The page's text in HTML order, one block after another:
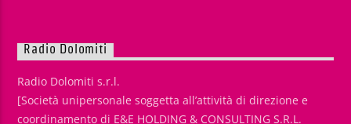
Radio Dolomiti
Radio Dolomiti s.r.l.
[Società unipersonale soggetta all’attività di direzione e
coordinamento di E&E HOLDING & CONSULTING S.R.L.